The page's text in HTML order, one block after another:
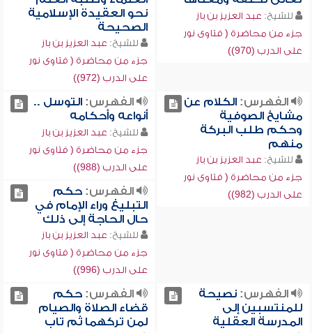
للشيخ: عبد العزيز بن باز
جزء من محاضرة ( فتاوى نور
على الدرب (970))
نحو العقيدة الإسلامية
الصحيحة
للشيخ: عبد العزيز بن باز
جزء من محاضرة ( فتاوى نور
على الدرب (972))
الفهرس:الكلام عن
مشايخ الصوفية
وحكم طلب البركة
منهم
للشيخ: عبد العزيز بن باز
جزء من محاضرة ( فتاوى نور
على الدرب (982))
الفهرس:التوسل ..
أنواعه وأحكامه
للشيخ: عبد العزيز بن باز
جزء من محاضرة ( فتاوى نور
على الدرب (988))
الفهرس:حكم
التبليغ وراء الإمام في
حال الحاجة إلى ذلك
للشيخ: عبد العزيز بن باز
جزء من محاضرة ( فتاوى نور
على الدرب (996))
الفهرس:نصيحة
للمنتسبين إلى
المدرسة العقلية
الفهرس:حكم
قضاء الصلاة والصيام
لمن تركهما ثم تاب